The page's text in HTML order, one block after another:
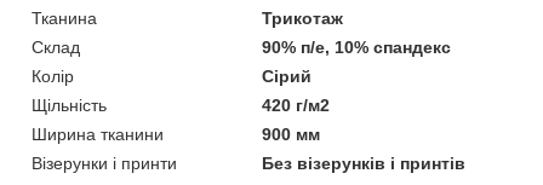
Тканина
Трикотаж
Склад
90% п/е, 10% спандекс
Колір
Сірий
Щільність
420 г/м2
Ширина тканини
900 мм
Візерунки і принти
Без візерунків і принтів